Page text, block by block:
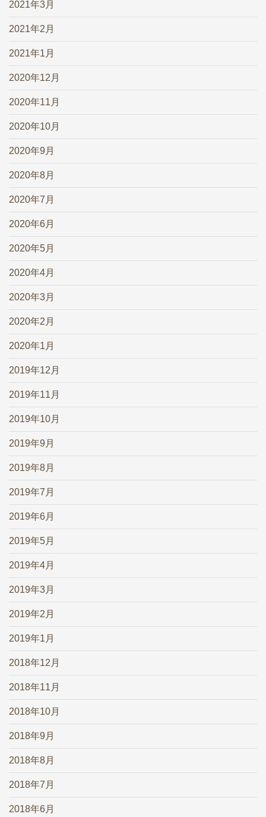
2021年3月
2021年2月
2021年1月
2020年12月
2020年11月
2020年10月
2020年9月
2020年8月
2020年7月
2020年6月
2020年5月
2020年4月
2020年3月
2020年2月
2020年1月
2019年12月
2019年11月
2019年10月
2019年9月
2019年8月
2019年7月
2019年6月
2019年5月
2019年4月
2019年3月
2019年2月
2019年1月
2018年12月
2018年11月
2018年10月
2018年9月
2018年8月
2018年7月
2018年6月